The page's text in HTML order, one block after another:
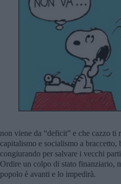
non viene da “deficit” e che cazzo ti
capitalismo e socialismo a
congiurando per salvare i vecchi
Ordire un colpo di stato finanziario,
popolo è avanti e lo impedirà.